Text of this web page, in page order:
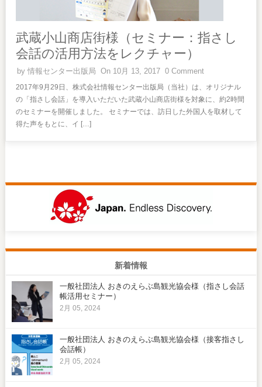
武蔵小山商店街様（セミナー：指さし
会話の活用方法をレクチャー）
by情報センター出版局 On 10月 13, 2017 0 Comment
2017年9月29日、株式会社情報センター出版局（当社）は、オリジナル
の「指さし会話」を導入いただいた武蔵小山商店街様を対象に、約2時間
のセミナーを開催しました。 セミナーでは、訪日した外国人を取材して
得た声をもとに、イ […]
新着情報
一般社団法人 おきのえらぶ島観光協会様（指さし会話
帳活用セミナー）
2月 05, 2024
一般社団法人 おきのえらぶ島観光協会様（接客指さし
会話帳）
2月 05, 2024